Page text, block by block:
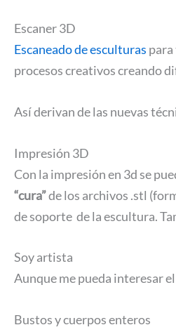
Escaner 3D
Escaneado de esculturas
procesos creativos creando
Así derivan de las nuevas
Impresión 3D
Con la impresión en 3d se
“cura”de los archivos .stl
de soporte de la escultura.
Soy artista
Aunque me pueda interesar
Bustos y cuerpos enteros